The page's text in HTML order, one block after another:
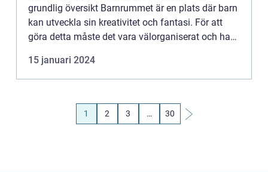
grundlig översikt Barnrummet är en plats där barn
kan utveckla sin kreativitet och fantasi. För att
göra detta måste det vara välorganiserat och ha
leks...
15 januari 2024
1 2 3 … 30